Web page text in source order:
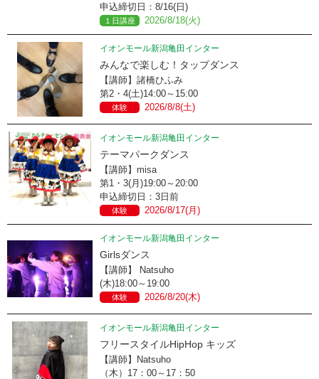
申込締切日：8/16(日)
１日講座 2026/8/18(火)
イオンモール新潟亀田インター
みんなで楽しむ！タップダンス
【講師】諸橋ひふみ
第2・4(土)14:00～15:00
体験 2026/8/8(土)
イオンモール新潟亀田インター
テーマパークダンス
【講師】misa
第1・3(月)19:00～20:00
申込締切日：3日前
体験 2026/8/17(月)
イオンモール新潟亀田インター
Girlsダンス
【講師】 Natsuho
(木)18:00～19:00
体験 2026/8/20(木)
イオンモール新潟亀田インター
フリースタイルHipHop キッズ
【講師】Natsuho
（木）17：00～17：50